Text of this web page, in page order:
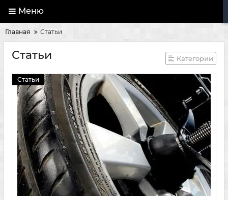
Меню
Главная Статьи
Статьи Категории
Статьи